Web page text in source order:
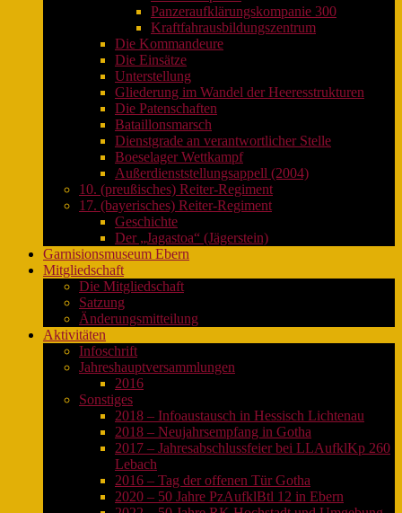
Panzeraufklärungskompanie 300
Kraftfahrausbildungszentrum
Die Kommandeure
Die Einsätze
Unterstellung
Gliederung im Wandel der Heeresstrukturen
Die Patenschaften
Bataillonsmarsch
Dienstgrade an verantwortlicher Stelle
Boeselager Wettkampf
Außerdienststellungsappell (2004)
10. (preußisches) Reiter-Regiment
17. (bayerisches) Reiter-Regiment
Geschichte
Der „Jagastoa“ (Jägerstein)
Garnisionsmuseum Ebern
Mitgliedschaft
Die Mitgliedschaft
Satzung
Änderungsmitteilung
Aktivitäten
Infoschrift
Jahreshauptversammlungen
2016
Sonstiges
2018 – Infoaustausch in Hessisch Lichtenau
2018 – Neujahrsempfang in Gotha
2017 – Jahresabschlussfeier bei LLAufklKp 260
Lebach
2016 – Tag der offenen Tür Gotha
2020 – 50 Jahre PzAufklBtl 12 in Ebern